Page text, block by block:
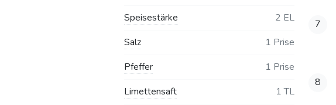
Speisestärke
2 EL
Salz
1 Prise
Pfeffer
1 Prise
Limettensaft
1 TL
7
8